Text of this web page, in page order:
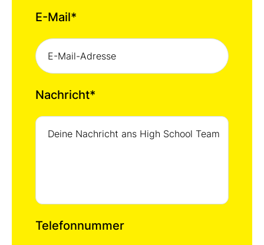
E-Mail*
Nachricht*
Telefonnummer